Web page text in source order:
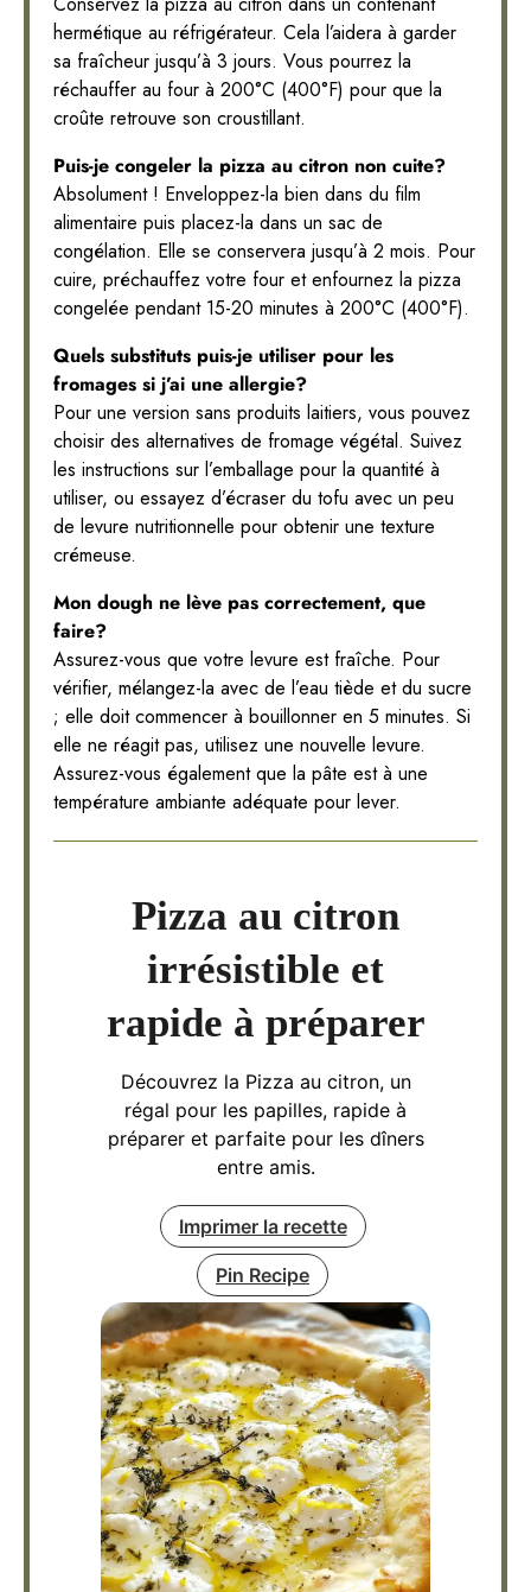
hermétique au réfrigérateur. Cela l’aidera à garder
sa fraîcheur jusqu’à 3 jours. Vous pourrez la
réchauffer au four à 200°C (400°F) pour que la
croûte retrouve son croustillant.
Puis-je congeler la pizza au citron non cuite?
Absolument ! Enveloppez-la bien dans du film
alimentaire puis placez-la dans un sac de
congélation. Elle se conservera jusqu’à 2 mois. Pour
cuire, préchauffez votre four et enfournez la pizza
congelée pendant 15-20 minutes à 200°C (400°F).
Quels substituts puis-je utiliser pour les
fromages si j’ai une allergie?
Pour une version sans produits laitiers, vous pouvez
choisir des alternatives de fromage végétal. Suivez
les instructions sur l’emballage pour la quantité à
utiliser, ou essayez d’écraser du tofu avec un peu
de levure nutritionnelle pour obtenir une texture
crémeuse.
Mon dough ne lève pas correctement, que
faire?
Assurez-vous que votre levure est fraîche. Pour
vérifier, mélangez-la avec de l’eau tiède et du sucre
; elle doit commencer à bouillonner en 5 minutes. Si
elle ne réagit pas, utilisez une nouvelle levure.
Assurez-vous également que la pâte est à une
température ambiante adéquate pour lever.
Pizza au citron
irrésistible et
rapide à préparer
Découvrez la Pizza au citron, un
régal pour les papilles, rapide à
préparer et parfaite pour les dîners
entre amis.
Imprimer la recette
Pin Recipe